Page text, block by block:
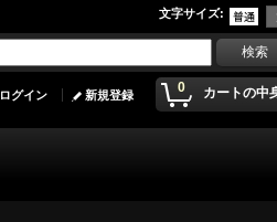
文字サイズ:
0 カートの中
ログイン 新規登録